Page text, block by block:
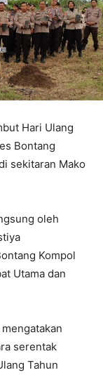
Hari Ulang
Bontang
sekitaran Mako
oleh
Kompol
Utama dan
serentak
Tahun